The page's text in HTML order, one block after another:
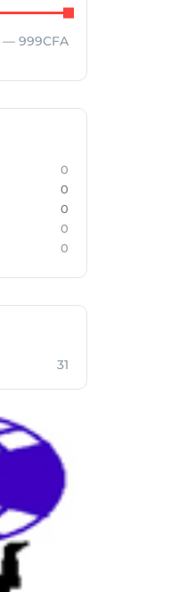
— 999CFA
0
0
0
0
0
31